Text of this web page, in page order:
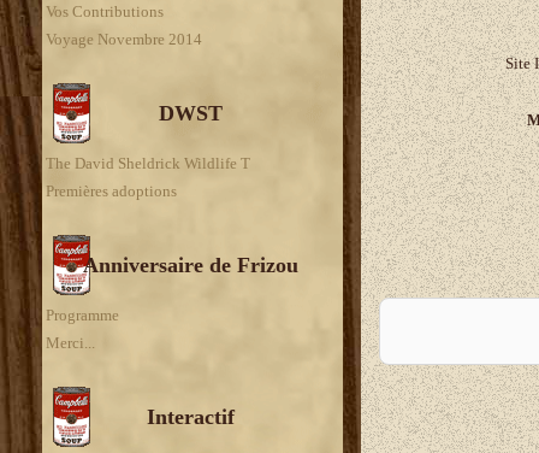
Vos Contributions
Voyage Novembre 2014
DWST
The David Sheldrick Wildlife T
Premières adoptions
Anniversaire de Frizou
Programme
Merci...
Interactif
Site